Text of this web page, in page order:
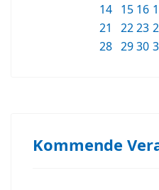
14 15 16
21
2223
28 2930
Kommende